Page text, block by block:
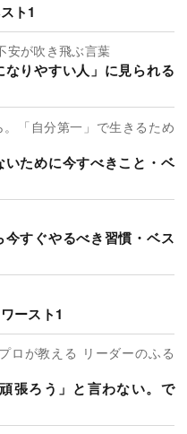
ト1
が吹き飛ぶ言葉
なりやすい人」に見られる
「自分第一」で生きるため
いために今すべきこと・ベ
今すぐやるべき習慣・ベス
ースト1
ロが教える リーダーのふる
張ろう」と言わない。で